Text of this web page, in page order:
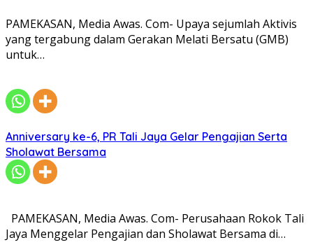
PAMEKASAN, Media Awas. Com- Upaya sejumlah Aktivis
yang tergabung dalam Gerakan Melati Bersatu (GMB)
untuk…
Anniversary ke-6, PR Tali Jaya Gelar Pengajian Serta
Sholawat Bersama
PAMEKASAN, Media Awas. Com- Perusahaan Rokok Tali
Jaya Menggelar Pengajian dan Sholawat Bersama di…